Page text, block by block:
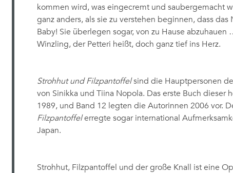
kommen wird, was eingecremt und saubergemacht
ganz anders, als sie zu verstehen beginnen, dass das
Baby! Sie überlegen sogar, von zu Hause
Winzling, der Petteri heißt, doch ganz tief ins Herz.
Strohhut und Filzpantoffelsind die Hauptpersonen
von Sinikka und Tiina Nopola. Das erste Buch dieser
1989, und Band 12 legten die Autorinnen 2006 vor.
Filzpantoffelerregte sogar international
Japan.
Strohhut, Filzpantoffel und der große Knall ist eine